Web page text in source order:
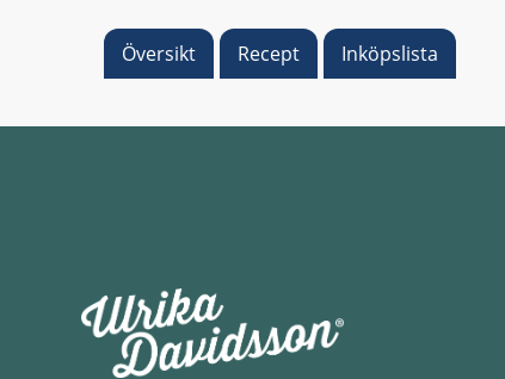
Översikt Recept Inköpslista